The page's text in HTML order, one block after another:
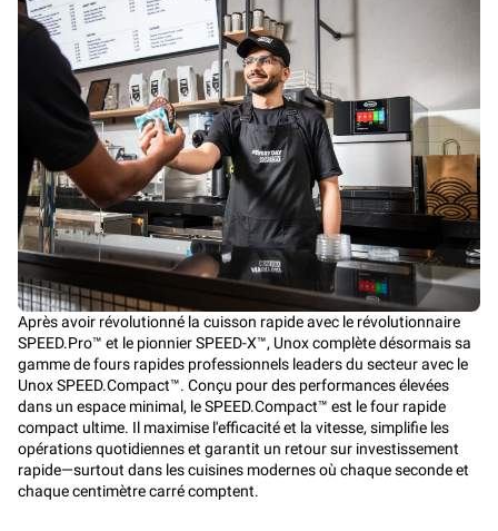
Après avoir révolutionné la cuisson rapide avec le révolutionnaire
SPEED.Pro™ et le pionnier SPEED-X™, Unox complète désormais sa
gamme de fours rapides professionnels leaders du secteur avec le
Unox SPEED.Compact™. Conçu pour des performances élevées
dans un espace minimal, le SPEED.Compact™ est le four rapide
compact ultime. Il maximise l'efficacité et la vitesse, simplifie les
opérations quotidiennes et garantit un retour sur investissement
rapide—surtout dans les cuisines modernes où chaque seconde et
chaque centimètre carré comptent.